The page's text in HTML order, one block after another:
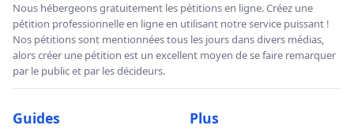
Nous hébergeons gratuitement les pétitions en ligne. Créez une
pétition professionnelle en ligne en utilisant notre service puissant !
Nos pétitions sont mentionnées tous les jours dans divers médias,
alors créer une pétition est un excellent moyen de se faire remarquer
par le public et par les décideurs.
Guides Plus